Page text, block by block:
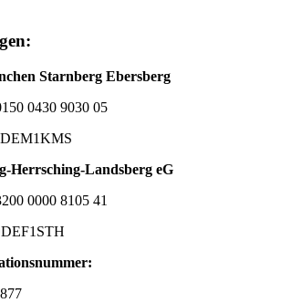
Starnberg Ebersberg
0430 9030 05
Herrsching-Landsberg eG
0000 8105 41